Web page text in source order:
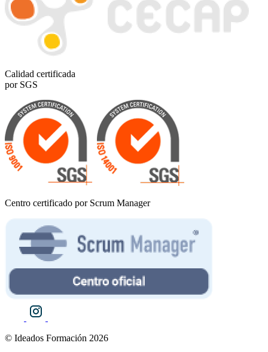
Calidad certificada
por SGS
Centro certificado por Scrum Manager
© Ideados Formación 2026